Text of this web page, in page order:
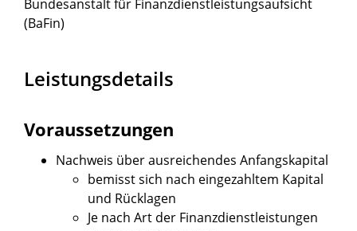
Bundesanstalt für Finanzdienstleistungsaufsicht
(BaFin)
Leistungsdetails
Voraussetzungen
Nachweis über ausreichendes Anfangskapital
bemisst sich nach eingezahltem Kapital
und Rücklagen
Je nach Art der Finanzdienstleistungen